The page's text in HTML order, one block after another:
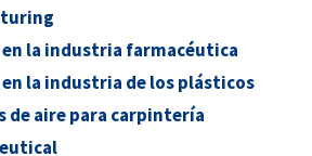
en la industria farmacéutica
la industria de los plásticos
de aire para carpintería